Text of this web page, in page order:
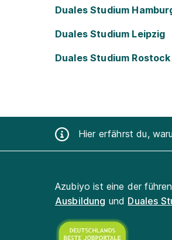
Duales Studium
Duales Studium Leipzig
Duales Studium Rostock
Hier erfährst du,
Azubiyo ist eine der
Ausbildung und Duales